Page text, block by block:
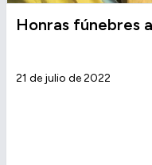
Honras fúnebres
21 de julio de 2022